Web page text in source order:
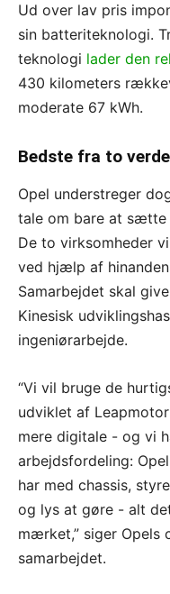
Ud over lav pris
sin batteriteknologi.
teknologi lader den
430 kilometers
moderate 67 kWh.
Bedste fra to
Opel understreger
tale om bare at sætte
De to virksomheder
ved hjælp af
Samarbejdet skal
Kinesisk
ingeniørarbejde.
“Vi vil bruge de
udviklet af
mere digitale - og vi
arbejdsfordeling:
har med chassis,
og lys at gøre - alt
mærket,” siger Opels
samarbejdet.